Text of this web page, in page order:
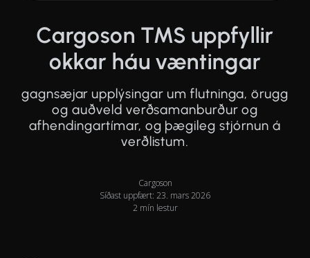
Cargoson TMS uppfyllir
okkar háu væntingar
gagnsæjar upplýsingar um flutninga, örugg
og auðveld verðsamanburður og
afhendingartímar, og þægileg stjórnun á
verðlistum.
Cargoson
Síðast uppfært: 23. mars 2026
2 mín lestur